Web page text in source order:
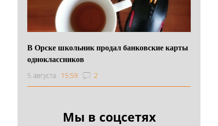
В Орске школьник продал банковские карты
одноклассников
5 августа 15:59 2
Мы в соцсетях